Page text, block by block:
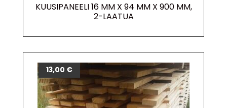
KUUSIPANEELI 16 MM X 94 MM X 900 MM,
2-LAATUA
13,00 €